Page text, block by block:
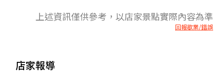
上述資訊僅供參考，以店家景點實際內容為準
回報歇業/錯誤
店家報導